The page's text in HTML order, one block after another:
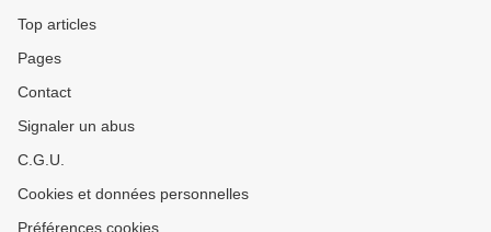
Top articles
Pages
Contact
Signaler un abus
C.G.U.
Cookies et données personnelles
Préférences cookies